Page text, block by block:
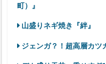
町）』
山盛りネギ焼き『絆』
ジェンガ？！超高層カツ